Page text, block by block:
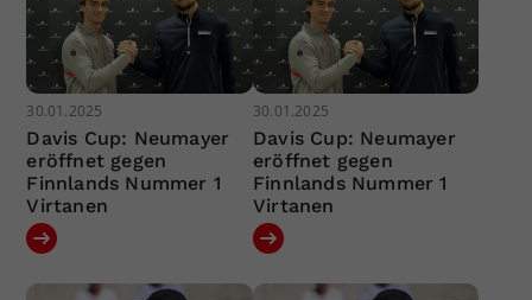
30.01.2025
Davis Cup: Neumayer
eröffnet gegen
Finnlands Nummer 1
Virtanen
30.01.2025
Davis Cup: Neumayer
eröffnet gegen
Finnlands Nummer 1
Virtanen